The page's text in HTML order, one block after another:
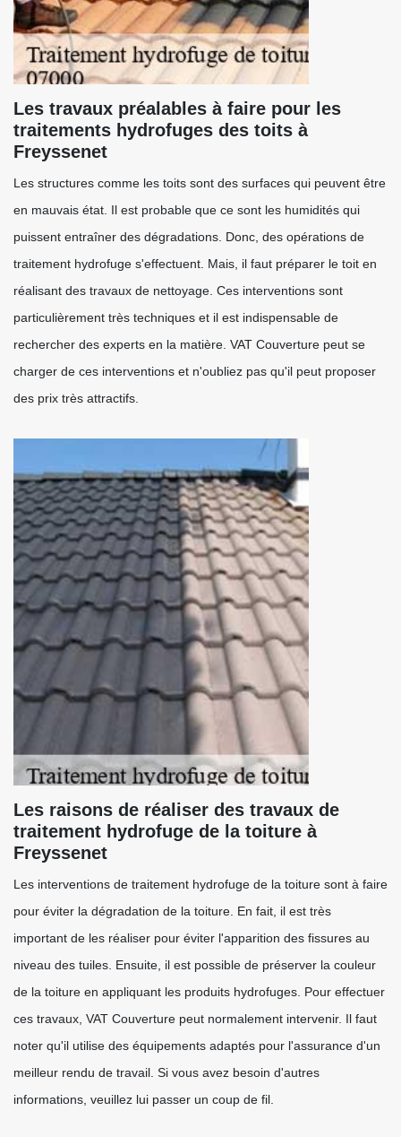
Les travaux préalables à faire pour les
traitements hydrofuges des toits à
Freyssenet
Les structures comme les toits sont des surfaces qui peuvent être
en mauvais état. Il est probable que ce sont les humidités qui
puissent entraîner des dégradations. Donc, des opérations de
traitement hydrofuge s'effectuent. Mais, il faut préparer le toit en
réalisant des travaux de nettoyage. Ces interventions sont
particulièrement très techniques et il est indispensable de
rechercher des experts en la matière. VAT Couverture peut se
charger de ces interventions et n'oubliez pas qu'il peut proposer
des prix très attractifs.
Les raisons de réaliser des travaux de
traitement hydrofuge de la toiture à
Freyssenet
Les interventions de traitement hydrofuge de la toiture sont à faire
pour éviter la dégradation de la toiture. En fait, il est très
important de les réaliser pour éviter l'apparition des fissures au
niveau des tuiles. Ensuite, il est possible de préserver la couleur
de la toiture en appliquant les produits hydrofuges. Pour effectuer
ces travaux, VAT Couverture peut normalement intervenir. Il faut
noter qu'il utilise des équipements adaptés pour l'assurance d'un
meilleur rendu de travail. Si vous avez besoin d'autres
informations, veuillez lui passer un coup de fil.